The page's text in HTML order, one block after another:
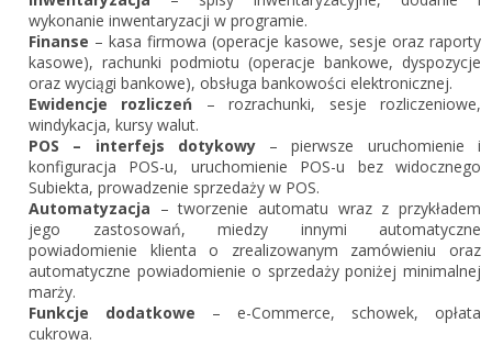
wykonanie inwentaryzacji w programie.
Finanse – kasa firmowa (operacje kasowe, sesje oraz raporty
kasowe), rachunki podmiotu (operacje bankowe, dyspozycje
oraz wyciągi bankowe), obsługa bankowości elektronicznej.
Ewidencje rozliczeń – rozrachunki, sesje rozliczeniowe,
windykacja, kursy walut.
POS – interfejs dotykowy – pierwsze uruchomienie i
konfiguracja POS-u, uruchomienie POS-u bez widocznego
Subiekta, prowadzenie sprzedaży w POS.
Automatyzacja – tworzenie automatu wraz z przykładem
jego zastosowań, miedzy innymi automatyczne
powiadomienie klienta o zrealizowanym zamówieniu oraz
automatyczne powiadomienie o sprzedaży poniżej minimalnej
marży.
Funkcje dodatkowe – e-Commerce, schowek, opłata
cukrowa.